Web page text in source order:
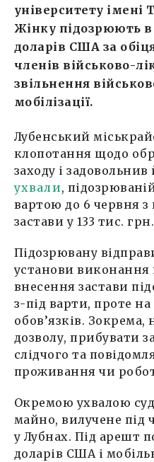
університету
Жінку підозрюють в
доларів США за
членів військово-
звільнення
мобілізації.
Лубенський
клопотання щодо
заходу і
ухвали,
вартою до 6 червня
застави у 133 тис. грн.
Підозрювану
установи виконання
внесення застави
з-під варти, проте
обов’язків.
дозволу, прибувати
слідчого та
проживання чи
Окремою ухвалою
майно, вилучене під
у Лубнах. Під арешт
доларів США і